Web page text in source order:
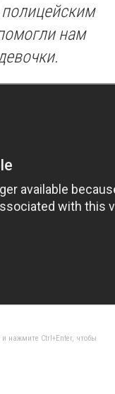
нам
нажмите Ctrl+Enter, чтобы